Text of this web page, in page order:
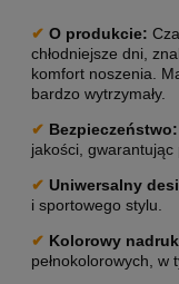
✔ O produkcie:
chłodniejsze dni,
komfort noszenia.
bardzo wytrzymały.
✔ Bezpieczeństwo:
jakości, gwarantując
✔ Uniwersalny
i sportowego stylu.
✔ Kolorowy
pełnokolorowych, w